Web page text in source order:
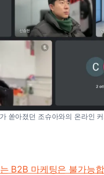
쏟아졌던 조슈아와의 온라인
B2B 마케팅은 불가능